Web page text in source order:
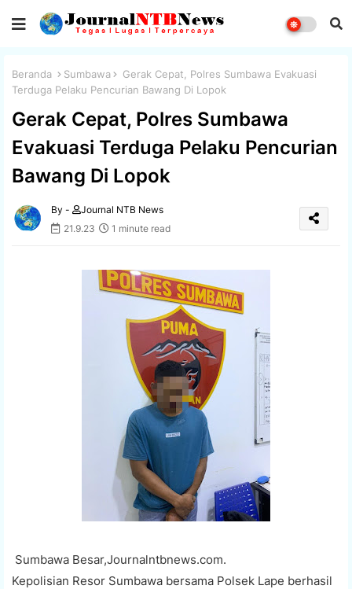
Beranda Sumbawa
Gerak Cepat, Polres Sumbawa Evakuasi
Terduga Pelaku Pencurian Bawang Di Lopok
Gerak Cepat, Polres Sumbawa
Evakuasi Terduga Pelaku Pencurian
Bawang Di Lopok
By -
Journal NTB News
21.9.23
1 minute read
Sumbawa Besar,Journalntbnews.com.
Kepolisian Resor Sumbawa bersama Polsek Lape berhasil